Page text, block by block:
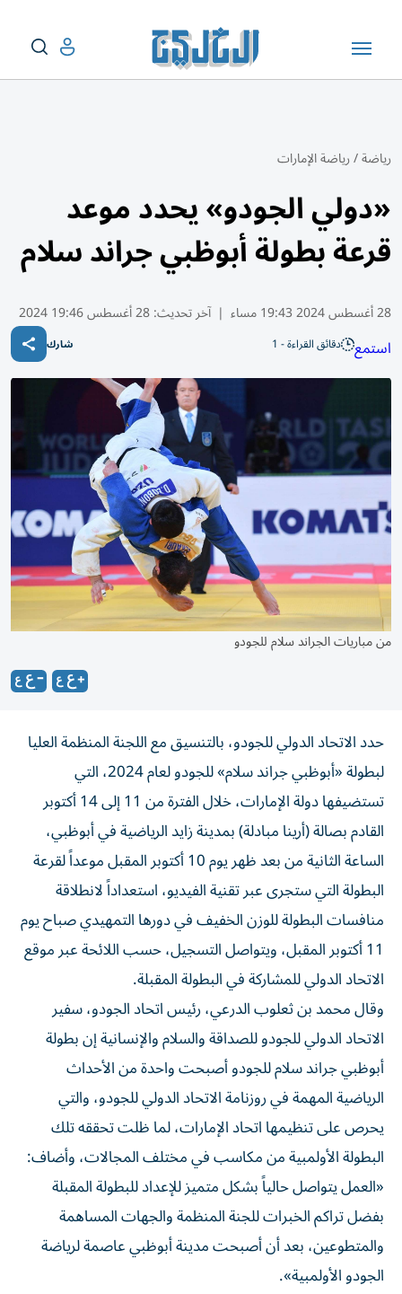
رياضة/رياضة الإمارات
«دولي الجودو» يحدد موعد
قرعة بطولة أبوظبي جراند سلام
28 أغسطس 2024 19:43 مساء | آخر تحديث:28 أغسطس 19:46 2024
استمع دقائق القراءة - 1 شارك
من مباريات الجراند سلام للجودو
حدد الاتحاد الدولي للجودو، بالتنسيق مع اللجنة المنظمة العليا
لبطولة «أبوظبي جراند سلام» للجودو لعام 2024، التي
تستضيفها دولة الإمارات، خلال الفترة من 11 إلى 14 أكتوبر
القادم بصالة (أرينا مبادلة) بمدينة زايد الرياضية في أبوظبي،
الساعة الثانية من بعد ظهر يوم 10 أكتوبر المقبل موعداً لقرعة
البطولة التي ستجرى عبر تقنية الفيديو، استعداداً لانطلاقة
منافسات البطولة للوزن الخفيف في دورها التمهيدي صباح يوم
11 أكتوبر المقبل، ويتواصل التسجيل، حسب اللائحة عبر موقع
الاتحاد الدولي للمشاركة في البطولة المقبلة.
وقال محمد بن ثعلوب الدرعي، رئيس اتحاد الجودو، سفير
الاتحاد الدولي للجودو للصداقة والسلام والإنسانية إن بطولة
أبوظبي جراند سلام للجودو أصبحت واحدة من الأحداث
الرياضية المهمة في روزنامة الاتحاد الدولي للجودو، والتي
يحرص على تنظيمها اتحاد الإمارات، لما ظلت تحققه تلك
البطولة الأولمبية من مكاسب في مختلف المجالات، وأضاف:
«العمل يتواصل حالياً بشكل متميز للإعداد للبطولة المقبلة
بفضل تراكم الخبرات للجنة المنظمة والجهات المساهمة
والمتطوعين، بعد أن أصبحت مدينة أبوظبي عاصمة لرياضة
الجودو الأولمبية».